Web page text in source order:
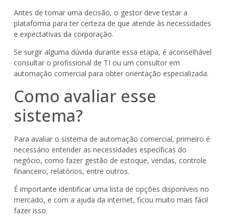
Antes de tomar uma decisão, o gestor deve testar a
plataforma para ter certeza de que atende às necessidades
e expectativas da corporação.
Se surgir alguma dúvida durante essa etapa, é aconselhável
consultar o profissional de TI ou um consultor em
automação comercial para obter orientação especializada.
Como avaliar esse
sistema?
Para avaliar o sistema de automação comercial, primeiro é
necessário entender as necessidades específicas do
negócio, como fazer gestão de estoque, vendas, controle
financeiro, relatórios, entre outros.
É importante identificar uma lista de opções disponíveis no
mercado, e com a ajuda da internet, ficou muito mais fácil
fazer isso.